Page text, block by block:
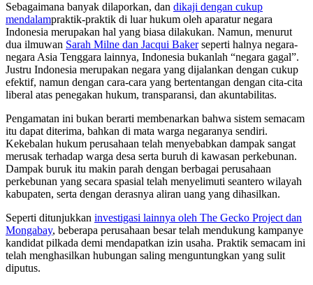
Sebagaimana banyak dilaporkan, dan dikaji dengan cukup
mendalampraktik-praktik di luar hukum oleh aparatur negara
Indonesia merupakan hal yang biasa dilakukan. Namun, menurut
dua ilmuwan Sarah Milne dan Jacqui Bakerseperti halnya negara-
negara Asia Tenggara lainnya, Indonesia bukanlah “negara gagal”.
Justru Indonesia merupakan negara yang dijalankan dengan cukup
efektif, namun dengan cara-cara yang bertentangan dengan cita-cita
liberal atas penegakan hukum, transparansi, dan akuntabilitas.
Pengamatan ini bukan berarti membenarkan bahwa sistem semacam
itu dapat diterima, bahkan di mata warga negaranya sendiri.
Kekebalan hukum perusahaan telah menyebabkan dampak sangat
merusak terhadap warga desa serta buruh di kawasan perkebunan.
Dampak buruk itu makin parah dengan berbagai perusahaan
perkebunan yang secara spasial telah menyelimuti seantero wilayah
kabupaten, serta dengan derasnya aliran uang yang dihasilkan.
Seperti ditunjukkan investigasi lainnya oleh The Gecko Project dan
Mongabay, beberapa perusahaan besar telah mendukung kampanye
kandidat pilkada demi mendapatkan izin usaha. Praktik semacam ini
telah menghasilkan hubungan saling menguntungkan yang sulit
diputus.